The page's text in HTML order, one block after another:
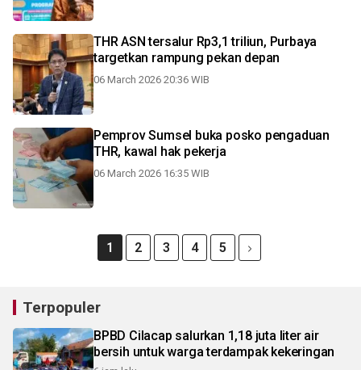
THR ASN tersalur Rp3,1 triliun, Purbaya
targetkan rampung pekan depan
06 March 2026 20:36 WIB
Pemprov Sumsel buka posko pengaduan
THR, kawal hak pekerja
06 March 2026 16:35 WIB
1 2 3 4 5
Terpopuler
BPBD Cilacap salurkan 1,18 juta liter air
bersih untuk warga terdampak kekeringan